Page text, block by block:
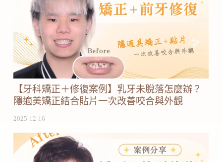
【牙科矯正＋修復案例】乳牙未脫落怎麼辦？
隱適美矯正結合貼片一次改善咬合與外觀
2025-12-16